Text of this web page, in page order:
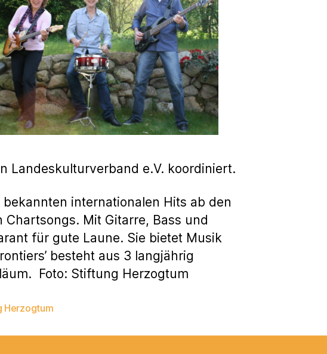
Landeskulturverband e.V. koordiniert.
bekannten internationalen Hits ab den
Mit Gitarre, Bass und
für gute Laune. Sie bietet Musik
besteht aus 3 langjährig
Foto: Stiftung Herzogtum
Herzogtum